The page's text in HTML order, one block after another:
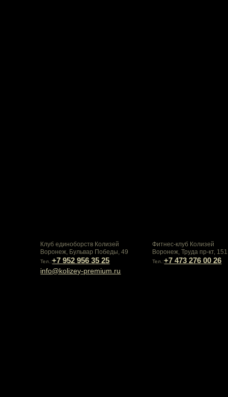
Клуб единоборств Колизей
Воронеж, Бульвар Победы, 49
Тел.:+7 952 956 35 25
Фитнес-клуб Колизей
Воронеж, Труда пр-кт, 151
Тел.:+7 473 276 00 26
info@kolizey-premium.ru